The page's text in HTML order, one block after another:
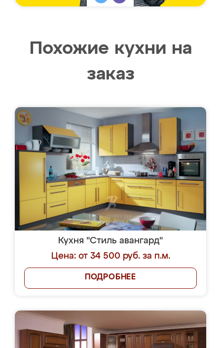
Похожие кухни на
заказ
Кухня "Стиль авангард"
Цена: от 34 500 руб. за п.м.
ПОДРОБНЕЕ